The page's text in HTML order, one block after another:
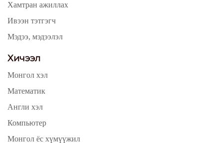
Хамтран ажиллах
Ивээн тэтгэгч
Мэдээ, мэдээлэл
Хичээл
Монгол хэл
Математик
Англи хэл
Компьютер
Монгол ёс хүмүүжил